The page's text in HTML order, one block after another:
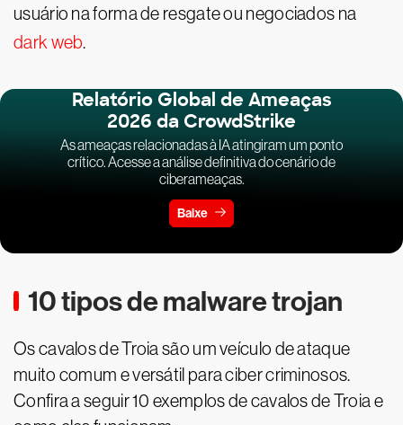
usuário na forma de resgate ou negociados na
dark web.
Relatório Global de Ameaças
2026 da CrowdStrike
As ameaças relacionadas à IA atingiram um ponto
crítico. Acesse a análise definitiva do cenário de
ciberameaças.
Baixe
10 tipos de malware trojan
Os cavalos de Troia são um veículo de ataque
muito comum e versátil para ciber criminosos.
Confira a seguir 10 exemplos de cavalos de Troia e